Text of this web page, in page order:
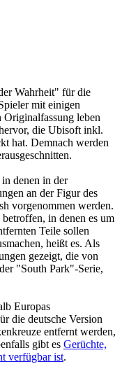
Wahrheit" für die
mit einigen
Originalfassung leben
die Ubisoft inkl.
hat. Demnach werden
denen in der
an der Figur des
vorgenommen werden.
in denen es um
Teile sollen
heißt es. Als
gezeigt, die von
"South Park"-Serie,
Europas
die deutsche Version
entfernt werden,
gibt es Gerüchte,
verfügbar ist.